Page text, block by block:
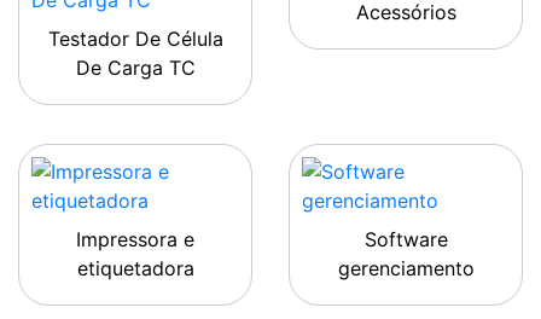
Testador De Célula
De Carga TC
Acessórios
Impressora e
etiquetadora
Software
gerenciamento